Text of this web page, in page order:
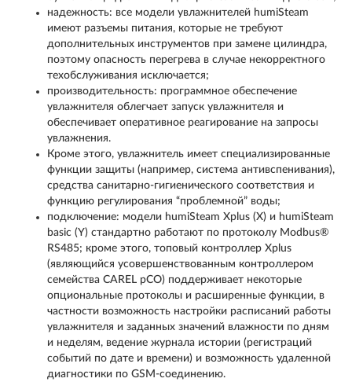
надежность: все модели увлажнителей humiSteam
имеют разъемы питания, которые не требуют
дополнительных инструментов при замене цилиндра,
поэтому опасность перегрева в случае некорректного
техобслуживания исключается;
производительность: программное обеспечение
увлажнителя облегчает запуск увлажнителя и
обеспечивает оперативное реагирование на запросы
увлажнения.
Кроме этого, увлажнитель имеет специализированные
функции защиты (например, система антивспенивания),
средства санитарно-гигиенического соответствия и
функцию регулирования “проблемной” воды;
подключение: модели humiSteam Xplus (X) и humiSteam
basic (Y) стандартно работают по протоколу Modbus®
RS485; кроме этого, топовый контроллер Xplus
(являющийся усовершенствованным контроллером
семейства CAREL pCO) поддерживает некоторые
опциональные протоколы и расширенные функции, в
частности возможность настройки расписаний работы
увлажнителя и заданных значений влажности по дням
и неделям, ведение журнала истории (регистраций
событий по дате и времени) и возможность удаленной
диагностики по GSM-соединению.